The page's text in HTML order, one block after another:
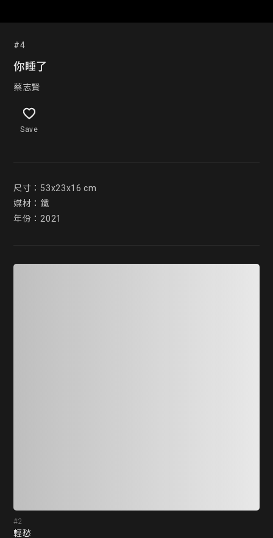
#4
你睡了
蔡志賢
Save
尺寸：53x23x16 cm
媒材：鐵
年份：2021
#2
輕愁